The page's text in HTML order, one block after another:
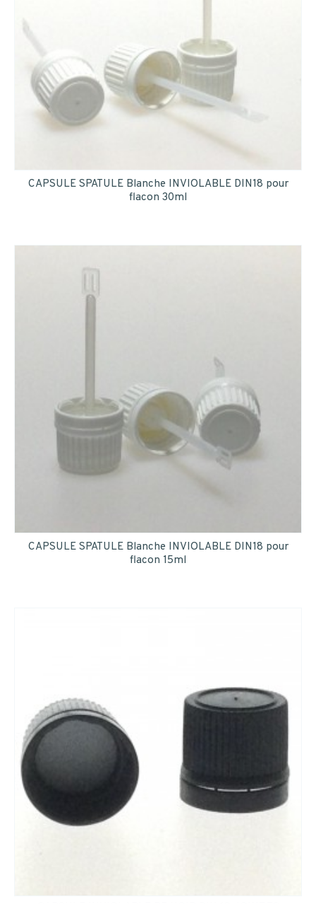
CAPSULE SPATULE Blanche INVIOLABLE DIN18 pour
flacon 30ml
CAPSULE SPATULE Blanche INVIOLABLE DIN18 pour
flacon 15ml